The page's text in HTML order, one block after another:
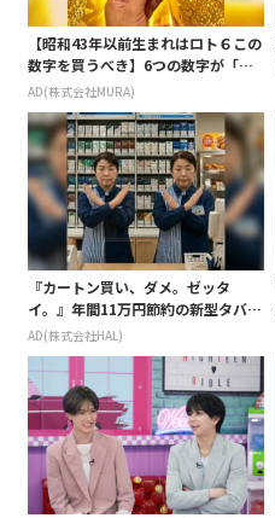
【昭和43年以前生まれはロト６この
数字を買うべき】6つの数字が「完
全一致」する方法
AD(株式会社MURA)
『カートン買い、ダメ。ゼッタ
イ。』年間11万円節約の新型タバコ
が爆売れ
AD(株式会社HAL)